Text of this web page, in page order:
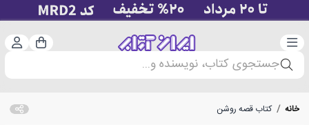
دسته‌بندی سبد
جستجوی کتاب، نویسنده و...
خانه / کتاب قصه روشن